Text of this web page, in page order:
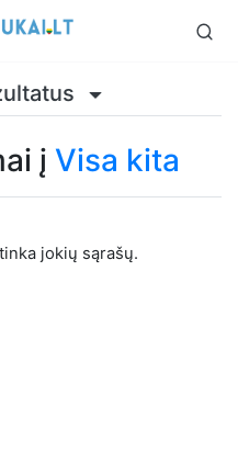
į Visa kita
jokių sąrašų.